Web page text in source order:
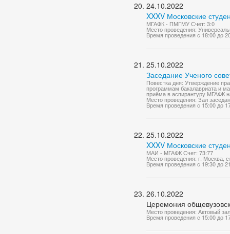
24.10.2022
XXXV Московские
МГАФК - ПМГМУ Счет: 3:0
Место проведения:
Время проведения с 18:00 до
25.10.2022
Заседание Ученого
Повестка дня: Утверждение
программам бакалавриата и
приёма в аспирантуру МГАФК
Место проведения: Зал
Время проведения с 15:00 до
25.10.2022
XXXV Московские
МАИ - МГАФК Счет: 73:77
Место проведения: г. Москва,
Время проведения с 19:30 до
26.10.2022
Церемония
Место проведения: Актовый
Время проведения с 15:00 до